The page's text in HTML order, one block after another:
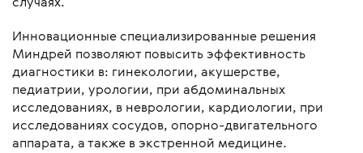
Инновационные специализированные решения
Миндрей позволяют повысить эффективность
диагностики в: гинекологии, акушерстве,
педиатрии, урологии, при абдоминальных
исследованиях, в неврологии, кардиологии, при
исследованиях сосудов, опорно-двигательного
аппарата, а также в экстренной медицине.